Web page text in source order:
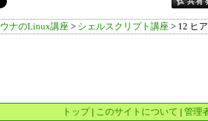
ウナのLinux講座> シェルスクリプト講座> 12 ヒ
トップ| このサイトについて | 管理